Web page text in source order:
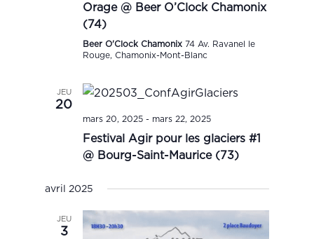
Orage @ Beer O’Clock Chamonix
(74)
Beer O'Clock Chamonix74 Av. Ravanel le
Rouge, Chamonix-Mont-Blanc
JEU
20
mars 20, 2025 - mars 22, 2025
Festival Agir pour les glaciers #1
@ Bourg-Saint-Maurice (73)
avril 2025
JEU
3